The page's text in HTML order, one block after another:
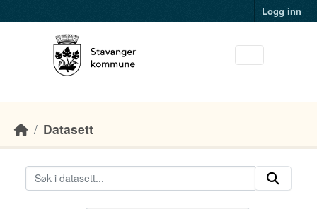
Logg inn
Datasett